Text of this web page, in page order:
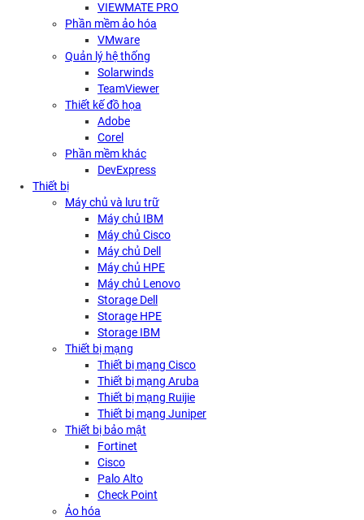
VIEWMATE PRO
Phần mềm ảo hóa
VMware
Quản lý hệ thống
Solarwinds
TeamViewer
Thiết kế đồ họa
Adobe
Corel
Phần mềm khác
DevExpress
Thiết bị
Máy chủ và lưu trữ
Máy chủ IBM
Máy chủ Cisco
Máy chủ Dell
Máy chủ HPE
Máy chủ Lenovo
Storage Dell
Storage HPE
Storage IBM
Thiết bị mạng
Thiết bị mạng Cisco
Thiết bị mạng Aruba
Thiết bị mạng Ruijie
Thiết bị mạng Juniper
Thiết bị bảo mật
Fortinet
Cisco
Palo Alto
Check Point
Ảo hóa